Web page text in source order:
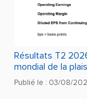
Résultats T2
mondial de la
Publié le : 03/08/